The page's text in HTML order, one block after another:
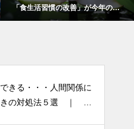
の投稿です・・・さぼ
習慣の改善」が今年の
。
「食生活習慣の改善」が今年のテ
ーマです。
きる・・・人間関係に
の対処法５選 ｜ 心